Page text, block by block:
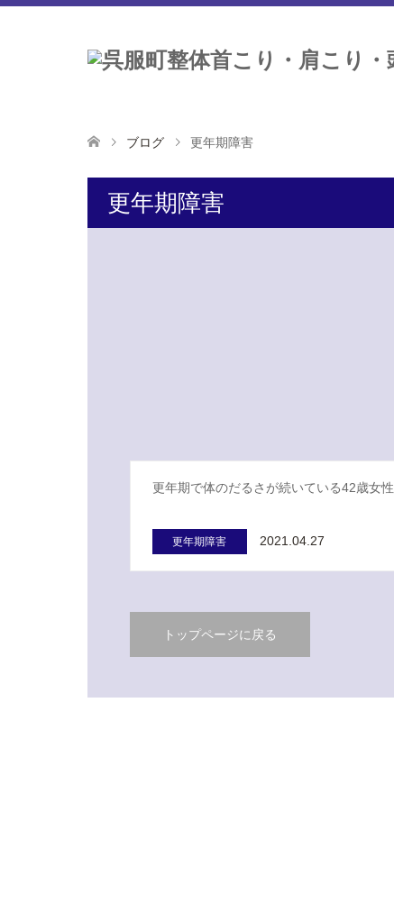
ブログ 更年期障害
更年期障害
更年期で体のだるさが続いている42歳女性
更年期障害 2021.04.27
トップページに戻る